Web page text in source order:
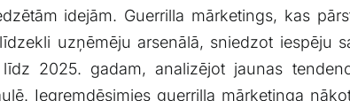
idejām. Guerrilla​ mārketings,⁢ kas
uzņēmēju arsenālā, sniedzot iespēju⁤
2025. gadam, analizējot‍ jaunas
Iegremdēsimies guerrilla⁤ mārketinga